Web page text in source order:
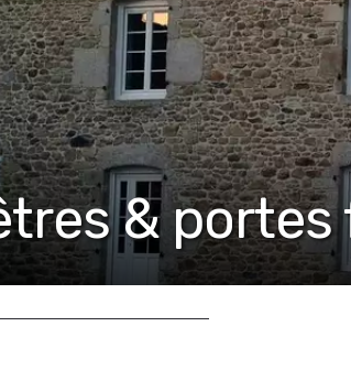
&